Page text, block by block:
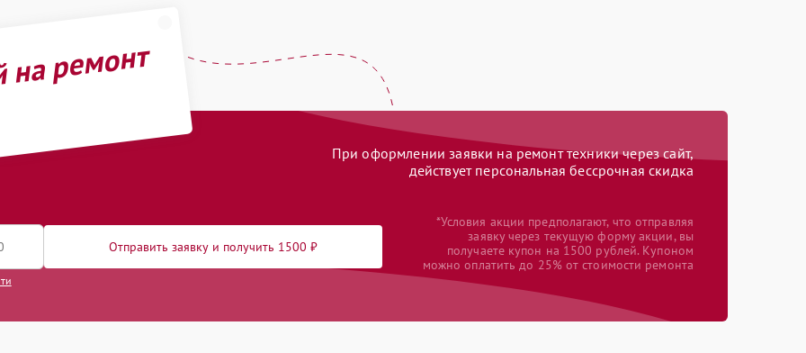
ремонт
При оформлении заявки на ремонт техники через сайт,
действует персональная бессрочная скидка
Отправить заявку и получить 1500 ₽
*Условия акции предполагают, что отправляя
заявку через текущую форму акции, вы
получаете купон на 1500 рублей. Купоном
можно оплатить до 25% от стоимости ремонта